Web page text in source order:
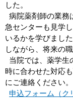
した。
病院薬剤師の業務
急センターも見学
いるかを学びまし
しながら、将来の
当院では、薬学生
時に合わせた対応
にご連絡ください。
申込フォーム（ク